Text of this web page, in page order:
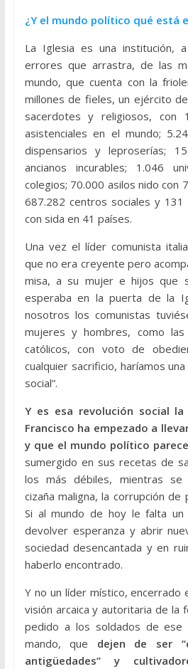
¿Y el mundo político qué está
La Iglesia es una institución,
errores que arrastra, de las
mundo, que cuenta con la
millones de fieles, un ejército
sacerdotes y religiosos, con
asistenciales en el mundo;
dispensarios y leproserías;
ancianos incurables; 1.046
colegios; 70.000 asilos nido con
687.282 centros sociales y
con sida en 41 países.
Una vez el líder comunista
que no era creyente pero
misa, a su mujer e hijos que
esperaba en la puerta de la
nosotros los comunistas
mujeres y hombres, como
católicos, con voto de
cualquier sacrificio, haríamos
social”.
Y es esa revolución social
Francisco ha empezado a
y que el mundo político
sumergido en sus recetas de
los más débiles, mientras se
cizaña maligna, la corrupción de
Si al mundo de hoy le falta
devolver esperanza y abrir
sociedad desencantada y en
haberlo encontrado.
Y no un líder místico, encerrado
visión arcaica y autoritaria de la
pedido a los soldados de
mando, que dejen de ser
antigüedades” y